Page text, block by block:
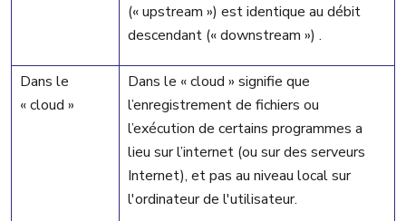
(« upstream ») est identique au débit
descendant (« downstream ») .
Dans le
« cloud »
Dans le « cloud » signifie que
l’enregistrement de fichiers ou
l’exécution de certains programmes a
lieu sur l’internet (ou sur des serveurs
Internet), et pas au niveau local sur
l'ordinateur de l'utilisateur.